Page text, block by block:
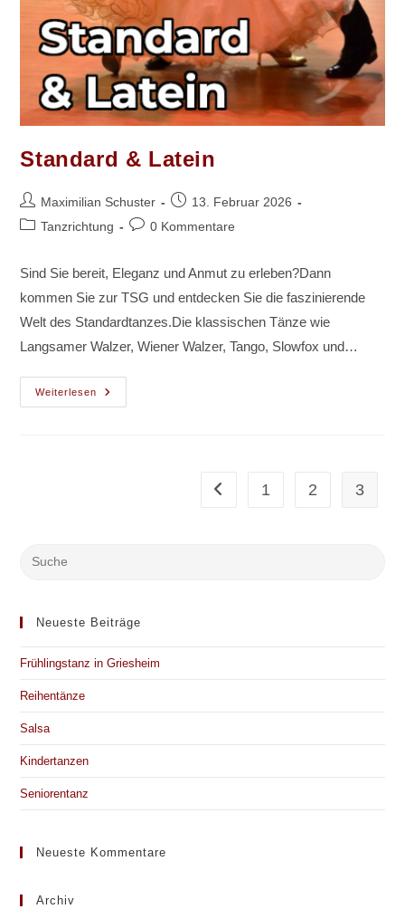
Standard & Latein
Beitrags-
Autor:
Maximilian Schuster
Beitrag13. Februar 2026
Beitrags-
Tanzrichtung
Beitrags-
0 Kommentare
Sind Sie bereit, Eleganz und Anmut zu erleben?Dann
kommen Sie zur TSG und entdecken Sie die faszinierende
Welt des Standardtanzes.Die klassischen Tänze wie
Langsamer Walzer, Wiener Walzer, Tango, Slowfox und…
Weiterlesen
Standard
&
Gehe zur vorherigen Seite
1 2 3
Neueste Beiträge
Frühlingstanz in Griesheim
Reihentänze
Salsa
Kindertanzen
Seniorentanz
Neueste Kommentare
Archiv